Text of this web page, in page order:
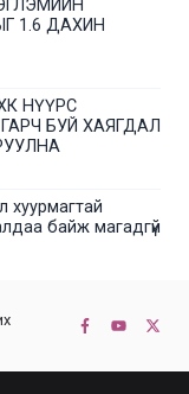
1.6 ДАХИН
НҮҮРС
БУЙ ХАЯГДАЛ
хуурмагтай
байж магадгүй
НҮҮРС